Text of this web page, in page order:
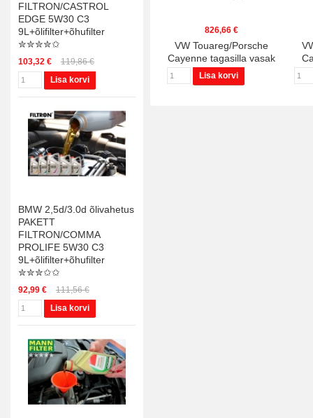
FILTRON/CASTROL
EDGE 5W30 C3
9L+õlifilter+õhufilter
✮✮✮✮✩
103,32 €
119,86 €
Lisa korvi
BMW 2,5d/3.0d õlivahetus
PAKETT
FILTRON/COMMA
PROLIFE 5W30 C3
9L+õlifilter+õhufilter
✮✮✮✩✩
92,99 €
111,56 €
Lisa korvi
826,66 €
VW Touareg/Porsche
Cayenne tagasilla vasak
õhkamort
Lisa korvi